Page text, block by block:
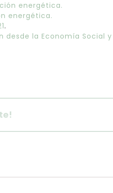
energética.
energética.
.
la Economía Social y